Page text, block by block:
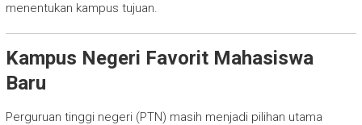
menentukan kampus tujuan.
Kampus Negeri Favorit Mahasiswa
Baru
Perguruan tinggi negeri (PTN) masih menjadi pilihan utama